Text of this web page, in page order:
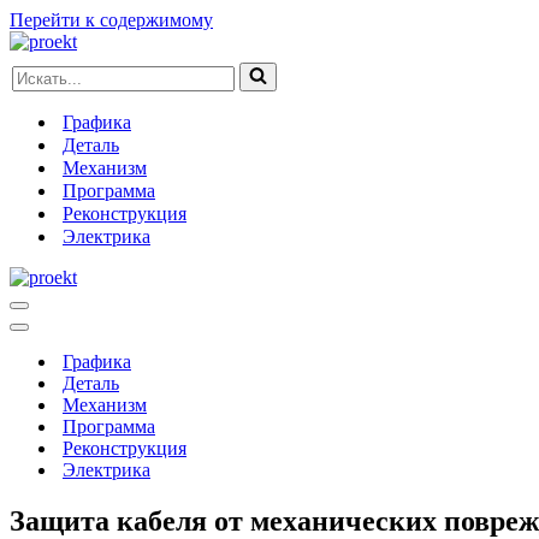
Перейти к содержимому
Искать...
Графика
Деталь
Механизм
Программа
Реконструкция
Электрика
Меню
навигации
Меню
навигацииГрафика
Деталь
Механизм
Программа
Реконструкция
Электрика
Защита кабеля от механических